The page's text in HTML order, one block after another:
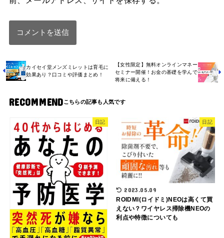
カイセイ堂メンズミレットは育毛に
効果あり？口コミや評価まとめ！
【女性限定】無料オンラインマネー
セミナー開催！お金の基礎を学んで
将来に備える！
RECOMMEND
日記 日記
2023.05.09
ROIDMI(ロイドミ)NEOは高くて買
えない？ワイヤレス掃除機NEOの
利点や特徴についても